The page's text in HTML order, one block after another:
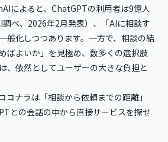
によると、ChatGPTの利用者は9億人
べ、2026年2月発表）、「AIに相談す
般化しつつあります。一方で、相談の結
ばよいか」を見極め、数多くの選択肢
、依然としてユーザーの大きな負担と
コナラは「相談から依頼までの距離」
との会話の中から直接サービスを探せ